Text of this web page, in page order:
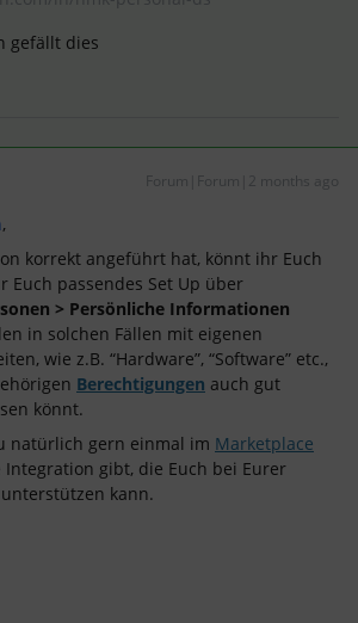
gefällt dies
Forum|Forum|2 months ago
,
korrekt angeführt hat, könnt ihr Euch
Euch passendes Set Up über
> Persönliche Informationen
in solchen Fällen mit eigenen
wie z.B. “Hardware”, “Software” etc.,
Berechtigungen auch gut
könnt.
natürlich gern einmal im Marketplace
Integration gibt, die Euch bei Eurer
kann.